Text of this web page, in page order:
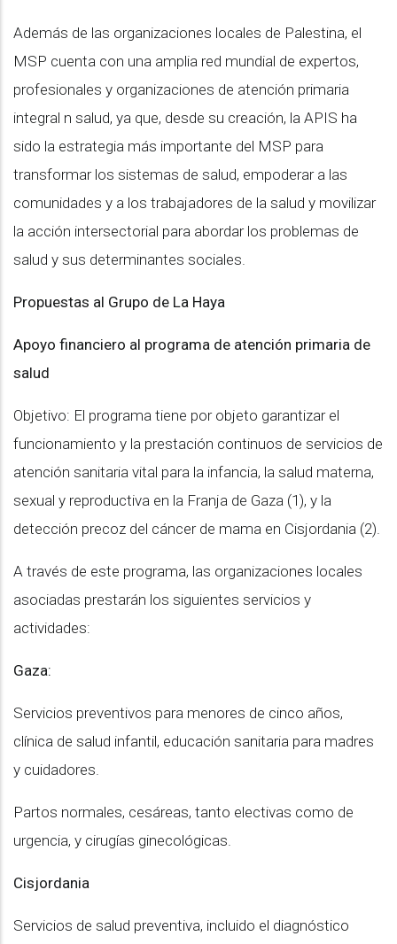
Además de las organizaciones locales de Palestina, el
MSP cuenta con una amplia red mundial de expertos,
profesionales y organizaciones de atención primaria
integral n salud, ya que, desde su creación, la APIS ha
sido la estrategia más importante del MSP para
transformar los sistemas de salud, empoderar a las
comunidades y a los trabajadores de la salud y movilizar
la acción intersectorial para abordar los problemas de
salud y sus determinantes sociales.
Propuestas al Grupo de La Haya
Apoyo financiero al programa de atención primaria de
salud
Objetivo: El programa tiene por objeto garantizar el
funcionamiento y la prestación continuos de servicios de
atención sanitaria vital para la infancia, la salud materna,
sexual y reproductiva en la Franja de Gaza (1), y la
detección precoz del cáncer de mama en Cisjordania (2).
A través de este programa, las organizaciones locales
asociadas prestarán los siguientes servicios y
actividades:
Gaza:
Servicios preventivos para menores de cinco años,
clínica de salud infantil, educación sanitaria para madres
y cuidadores.
Partos normales, cesáreas, tanto electivas como de
urgencia, y cirugías ginecológicas.
Cisjordania
Servicios de salud preventiva, incluido el diagnóstico